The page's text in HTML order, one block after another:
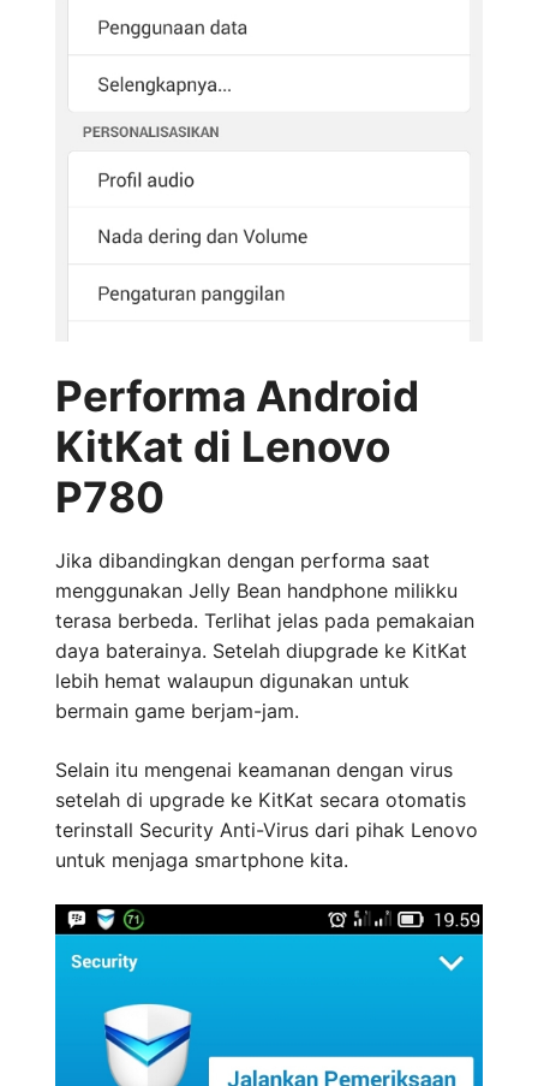
Performa Android
KitKat di Lenovo
P780
Jika dibandingkan dengan performa saat
menggunakan Jelly Bean handphone milikku
terasa berbeda. Terlihat jelas pada pemakaian
daya baterainya. Setelah diupgrade ke KitKat
lebih hemat walaupun digunakan untuk
bermain game berjam-jam.
Selain itu mengenai keamanan dengan virus
setelah di upgrade ke KitKat secara otomatis
terinstall Security Anti-Virus dari pihak Lenovo
untuk menjaga smartphone kita.